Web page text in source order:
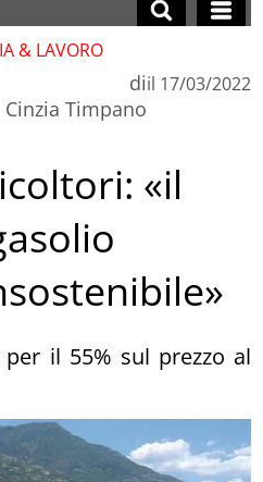
& LAVORO
di
Cinzia Timpano
il 17/03/2022
«il
il 55% sul prezzo al